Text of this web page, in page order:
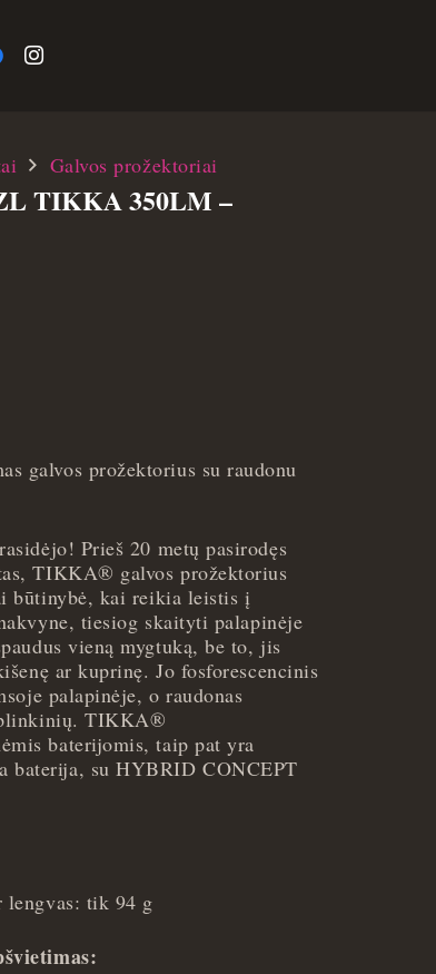
Galvos prožektoriai
TIKKA 350LM –
galvos prožektorius su raudonu
Prieš 20 metų pasirodęs
TIKKA® galvos prožektorius
būtinybė, kai reikia leistis į
tiesiog skaityti palapinėje
vieną mygtuką, be to, jis
ar kuprinę. Jo fosforescencinis
palapinėje, o raudonas
TIKKA®
baterijomis, taip pat yra
baterija, su HYBRID CONCEPT
lengvas: tik 94 g